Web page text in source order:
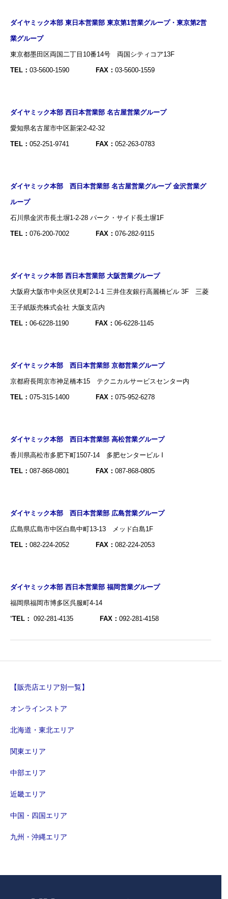
ダイヤミック本部 東日本営業部 東京第1営業グループ・東京第2営
業グループ
東京都墨田区両国二丁目10番14号 両国シティコア13F
TEL： 03-5600-1590 FAX： 03-5600-1559
ダイヤミック本部 西日本営業部 名古屋営業グループ
愛知県名古屋市中区新栄2-42-32
TEL： 052-251-9741 FAX： 052-263-0783
ダイヤミック本部 西日本営業部 名古屋営業グループ 金沢営業グ
ループ
石川県金沢市長土塀1-2-28 パーク・サイド長土塀1F
TEL： 076-200-7002 FAX： 076-282-9115
ダイヤミック本部 西日本営業部 大阪営業グループ
大阪府大阪市中央区伏見町2-1-1 三井住友銀行高麗橋ビル 3F 三菱
王子紙販売株式会社 大阪支店内
TEL： 06-6228-1190 FAX： 06-6228-1145
ダイヤミック本部 西日本営業部 京都営業グループ
京都府長岡京市神足橋本15 テクニカルサービスセンター内
TEL： 075-315-1400 FAX： 075-952-6278
ダイヤミック本部 西日本営業部 高松営業グループ
香川県高松市多肥下町1507-14 多肥センタービル I
TEL： 087-868-0801 FAX： 087-868-0805
ダイヤミック本部 西日本営業部 広島営業グループ
広島県広島市中区白島中町13-13 メッド白島1F
TEL： 082-224-2052 FAX： 082-224-2053
ダイヤミック本部 西日本営業部 福岡営業グループ
福岡県福岡市博多区呉服町4-14
“TEL： 092-281-4135 FAX： 092-281-4158
【販売店エリア別一覧】
オンラインストア
北海道・東北エリア
関東エリア
中部エリア
近畿エリア
中国・四国エリア
九州・沖縄エリア